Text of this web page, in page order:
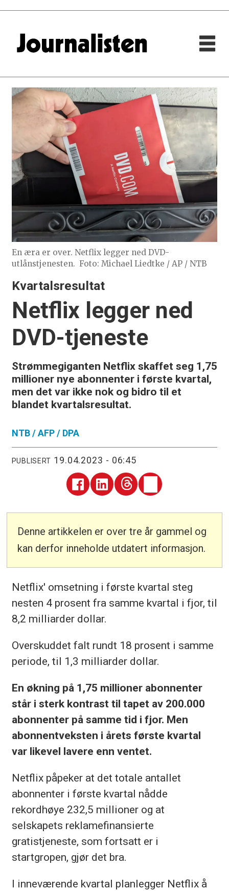
En æra er over. Netflix legger ned DVD-
utlånstjenesten. Foto: Michael Liedtke / AP / NTB
Kvartalsresultat
Netflix legger ned
DVD-tjeneste
Strømmegiganten Netflix skaffet seg 1,75
millioner nye abonnenter i første kvartal,
men det var ikke nok og bidro til et
blandet kvartalsresultat.
NTB / AFP / DPA
PUBLISERT 19.04.2023 - 06:45
Denne artikkelen er over tre år gammel og
kan derfor inneholde utdatert informasjon.
Netflix' omsetning i første kvartal steg
nesten 4 prosent fra samme kvartal i fjor, til
8,2 milliarder dollar.
Overskuddet falt rundt 18 prosent i samme
periode, til 1,3 milliarder dollar.
En økning på 1,75 millioner abonnenter
står i sterk kontrast til tapet av 200.000
abonnenter på samme tid i fjor. Men
abonnentveksten i årets første kvartal
var likevel lavere enn ventet.
Netflix påpeker at det totale antallet
abonnenter i første kvartal nådde
rekordhøye 232,5 millioner og at
selskapets reklamefinansierte
gratistjeneste, som fortsatt er i
startgropen, gjør det bra.
I inneværende kvartal planlegger Netflix å